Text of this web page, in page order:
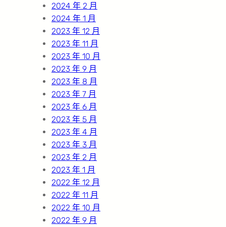
2024 年 2 月
2024 年 1 月
2023 年 12 月
2023 年 11 月
2023 年 10 月
2023 年 9 月
2023 年 8 月
2023 年 7 月
2023 年 6 月
2023 年 5 月
2023 年 4 月
2023 年 3 月
2023 年 2 月
2023 年 1 月
2022 年 12 月
2022 年 11 月
2022 年 10 月
2022 年 9 月